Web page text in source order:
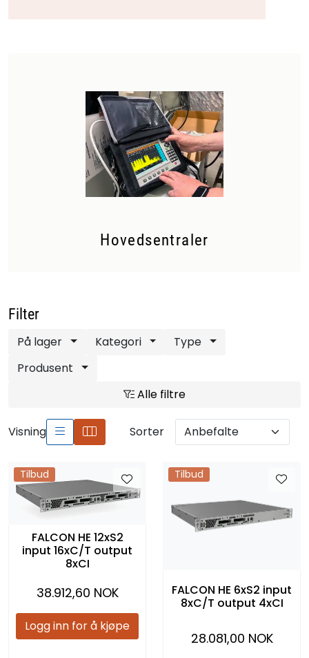
Hovedsentraler
Filter
På lager Kategori
Type
Produsent
Alle filtre
Visning Sorter
Tilbud
FALCON HE 12xS2
input 16xC/T output
8xCI
38.912,60 NOK
Logg inn for å kjøpe
Tilbud
FALCON HE 6xS2 input
8xC/T output 4xCI
28.081,00 NOK